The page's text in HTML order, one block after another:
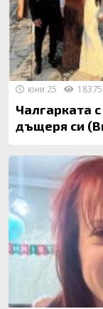
Чалгарката
дъщеря си
юни 25 18375